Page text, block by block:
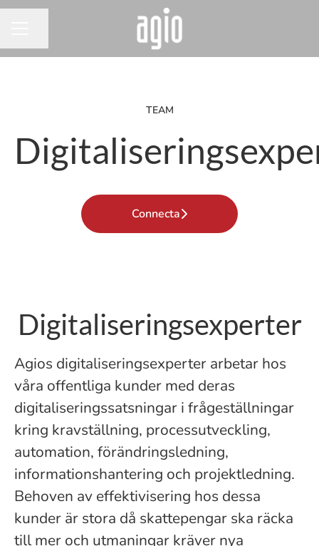
TEAM
Connecta
Digitaliseringsexperter
Agios digitaliseringsexperter arbetar hos
våra offentliga kunder med deras
digitaliseringssatsningar i frågeställningar
kring kravställning, processutveckling,​
automation, förändringsledning, ​
informationshantering och projektledning.
Behoven av effektivisering hos dessa
kunder är stora då skattepengar ska räcka
till mer och utmaningar kräver nya